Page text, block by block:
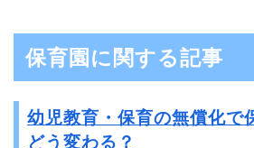
保育園に関する記事
幼児教育・保育の無償化で
どう変わる？